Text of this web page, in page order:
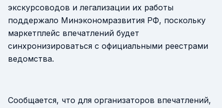
экскурсоводов и легализации их работы
поддержало Минэкономразвития РФ, поскольку
маркетплейс впечатлений будет
синхронизироваться с официальными реестрами
ведомства.
Сообщается, что для организаторов впечатлений,